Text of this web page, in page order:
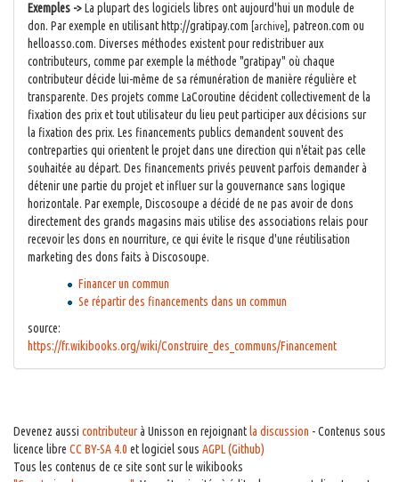
Exemples ->La plupart des logiciels libres ont aujourd'hui un module de
don. Par exemple en utilisant http://gratipay.com
[archive] , patreon.com ou
helloasso.com. Diverses méthodes existent pour redistribuer aux
contributeurs, comme par exemple la méthode "gratipay" où chaque
contributeur décide lui-même de sa rémunération de manière régulière et
transparente. Des projets comme LaCoroutine décident collectivement de la
fixation des prix et tout utilisateur du lieu peut participer aux décisions sur
la fixation des prix. Les financements publics demandent souvent des
contreparties qui orientent le projet dans une direction qui n'était pas celle
souhaitée au départ. Des financements privés peuvent parfois demander à
détenir une partie du projet et influer sur la gouvernance sans logique
horizontale. Par exemple, Discosoupe a décidé de ne pas avoir de dons
directement des grands magasins mais utilise des associations relais pour
recevoir les dons en nourriture, ce qui évite le risque d'une réutilisation
marketing des dons faits à Discosoupe.
Financer un commun
Se répartir des financements dans un commun
source:
https://fr.wikibooks.org/wiki/Construire_des_communs/Financement
Devenez aussi contributeurà Unisson en rejoignant la discussion - Contenus sous
licence libre CC BY-SA 4.0 et logiciel sous AGPL (Github)
Tous les contenus de ce site sont sur le wikibooks